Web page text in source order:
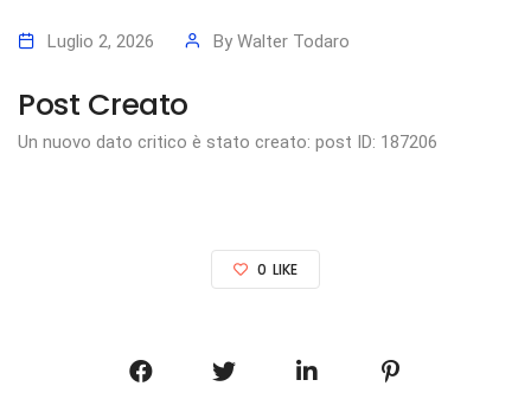
Luglio 2, 2026 By Walter Todaro
Post Creato
Un nuovo dato critico è stato creato: post ID: 187206
0 LIKE